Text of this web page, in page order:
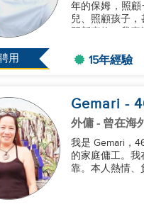
用
年的保姆，照
兒、照顧孩子
15年經驗
Gemari -
外傭 - 曾在海
我是 Gemari，
的家庭傭工。
靠。本人熱情、